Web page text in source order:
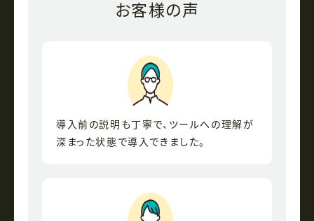
お客様の声
導入前の説明も丁寧で、ツールへの理解が
深まった状態で導入できました。